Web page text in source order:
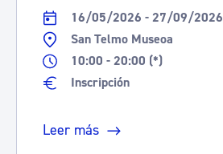
16/05/2026 - 27/09/2026
San Telmo Museoa
10:00 - 20:00 (*)
Inscripción
Leer más